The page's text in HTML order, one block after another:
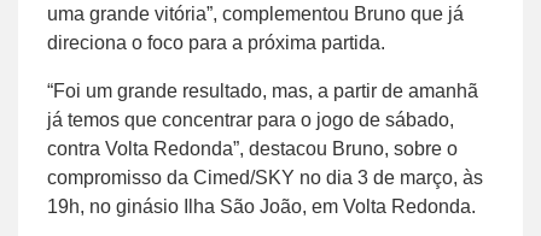
uma grande vitória”, complementou Bruno que já
direciona o foco para a próxima partida.
“Foi um grande resultado, mas, a partir de amanhã
já temos que concentrar para o jogo de sábado,
contra Volta Redonda”, destacou Bruno, sobre o
compromisso da Cimed/SKY no dia 3 de março, às
19h, no ginásio Ilha São João, em Volta Redonda.